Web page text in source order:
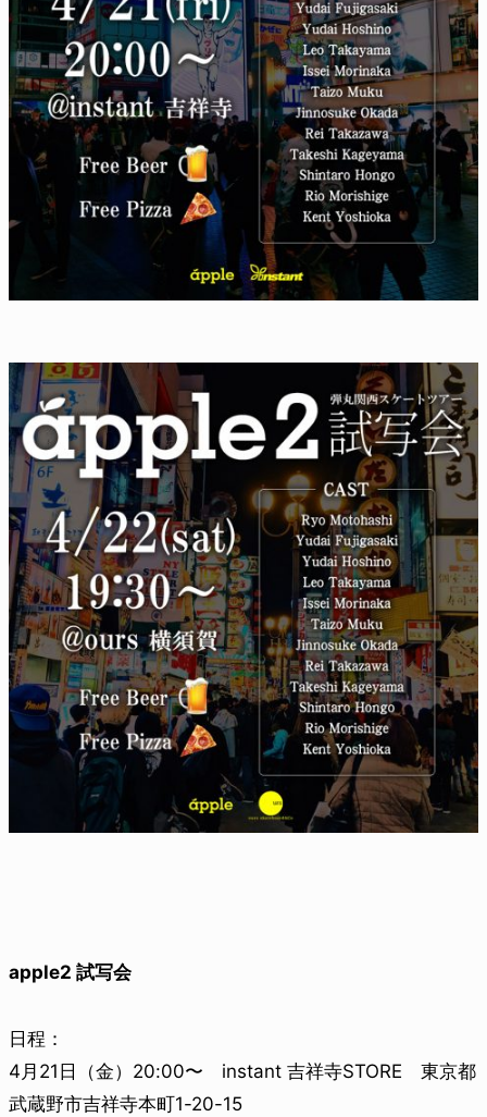
apple2 試写会
日程：
4月21日（金）20:00〜 instant 吉祥寺STORE 東京都
武蔵野市吉祥寺本町1-20-15